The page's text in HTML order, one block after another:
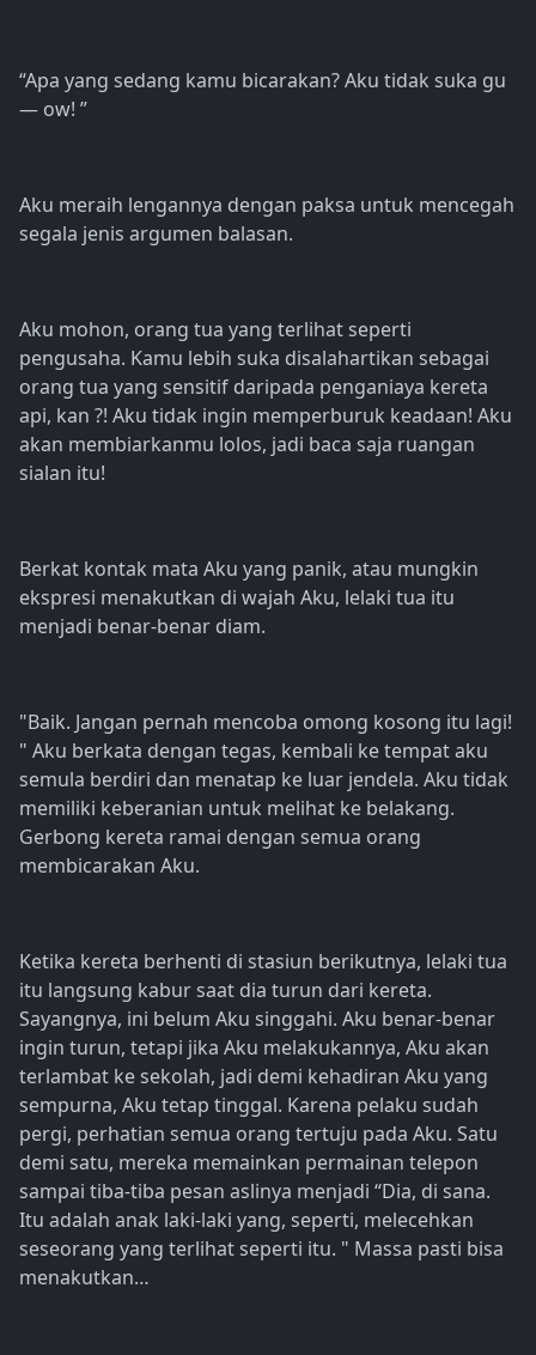
“Apa yang sedang kamu bicarakan? Aku tidak suka gu
— ow! ”
Aku meraih lengannya dengan paksa untuk mencegah
segala jenis argumen balasan.
Aku mohon, orang tua yang terlihat seperti
pengusaha. Kamu lebih suka disalahartikan sebagai
orang tua yang sensitif daripada penganiaya kereta
api, kan ?! Aku tidak ingin memperburuk keadaan! Aku
akan membiarkanmu lolos, jadi baca saja ruangan
sialan itu!
Berkat kontak mata Aku yang panik, atau mungkin
ekspresi menakutkan di wajah Aku, lelaki tua itu
menjadi benar-benar diam.
"Baik. Jangan pernah mencoba omong kosong itu lagi!
" Aku berkata dengan tegas, kembali ke tempat aku
semula berdiri dan menatap ke luar jendela. Aku tidak
memiliki keberanian untuk melihat ke belakang.
Gerbong kereta ramai dengan semua orang
membicarakan Aku.
Ketika kereta berhenti di stasiun berikutnya, lelaki tua
itu langsung kabur saat dia turun dari kereta.
Sayangnya, ini belum Aku singgahi. Aku benar-benar
ingin turun, tetapi jika Aku melakukannya, Aku akan
terlambat ke sekolah, jadi demi kehadiran Aku yang
sempurna, Aku tetap tinggal. Karena pelaku sudah
pergi, perhatian semua orang tertuju pada Aku. Satu
demi satu, mereka memainkan permainan telepon
sampai tiba-tiba pesan aslinya menjadi “Dia, di sana.
Itu adalah anak laki-laki yang, seperti, melecehkan
seseorang yang terlihat seperti itu. " Massa pasti bisa
menakutkan…